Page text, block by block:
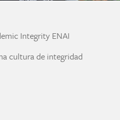
Integrity ENAI
cultura de integridad